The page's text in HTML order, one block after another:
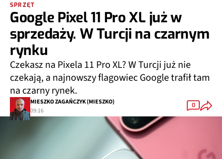
SPRZĘT
Google Pixel 11 Pro XL już w
sprzedaży. W Turcji na czarnym
rynku
Czekasz na Pixela 11 Pro XL? W Turcji już nie
czekają, a najnowszy flagowiec Google trafił tam
na czarny rynek.
MIESZKO ZAGAŃCZYK (MIESZKO)
09:16
0